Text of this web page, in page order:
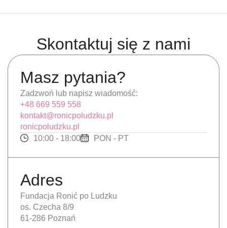
Skontaktuj się z nami
Masz pytania?
Zadzwoń lub napisz wiadomość:
+48 669 559 558
kontakt@ronicpoludzku.pl
ronicpoludzku.pl
10:00 - 18:00
PON - PT
Adres
Fundacja Ronić po Ludzku
os. Czecha 8/9
61-286 Poznań